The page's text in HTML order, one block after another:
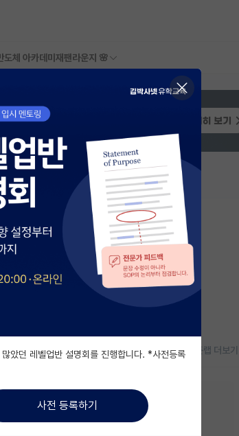
도체 아카데미 재팬라운지 🌸
픈랩 정보가
등록되지 않았습니다.
구실은 어떠신가요?
오픈랩 더보기
지금 연구실 모집중이에요!
대학원생 박사후연구원
았던 레벨업반 설명회를 진행합니다. *사전등록
사전 등록하기